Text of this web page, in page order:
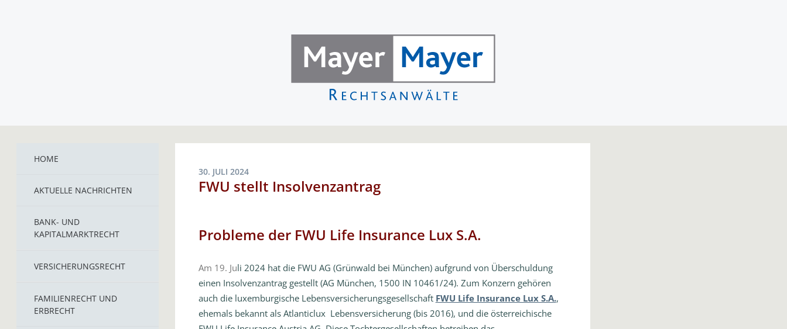
HOME
AKTUELLE NACHRICHTEN
BANK- UND
KAPITALMARKTRECHT
VERSICHERUNGSRECHT
FAMILIENRECHT UND
ERBRECHT
30. JULI 2024
FWU stellt Insolvenzantrag
Probleme der FWU Life Insurance Lux S.A.
Am 19. Juli 2024 hat die FWU AG (Grünwald bei München) aufgrund von Überschuldung
einen Insolvenzantrag gestellt (AG München, 1500 IN 10461/24). Zum Konzern gehören
auch die luxemburgische Lebensversicherungsgesellschaft FWU Life Insurance Lux S.A.,
ehemals bekannt als Atlanticlux Lebensversicherung (bis 2016), und die österreichische